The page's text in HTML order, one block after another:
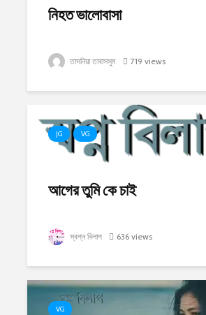
নিহত ভালোবাসা
তাসনিয়া তাবাসসুম 719 views
JG VG
আগের তুমি কে চাই
স্বপ্ন বিলাপ 636 views
VG